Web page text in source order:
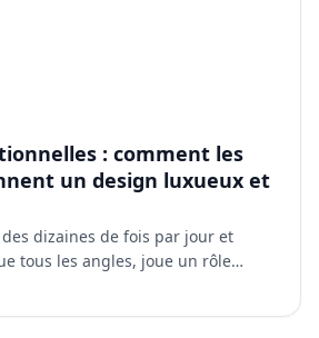
: comment les
un design luxueux et
dizaines de fois par jour et
tous les angles, joue un rôle